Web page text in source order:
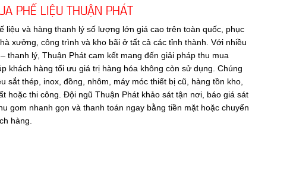
PHẾ LIỆU THUẬN PHÁT
liệu và hàng thanh lý số lượng lớn giá cao trên toàn quốc, phục
xưởng, công trình và kho bãi ở tất cả các tỉnh thành. Với nhiều
thanh lý, Thuận Phát cam kết mang đến giải pháp thu mua
khách hàng tối ưu giá trị hàng hóa không còn sử dụng. Chúng
sắt thép, inox, đồng, nhôm, máy móc thiết bị cũ, hàng tồn kho,
hoặc thi công. Đội ngũ Thuận Phát khảo sát tận nơi, báo giá sát
gom nhanh gọn và thanh toán ngay bằng tiền mặt hoặc chuyển
hàng.